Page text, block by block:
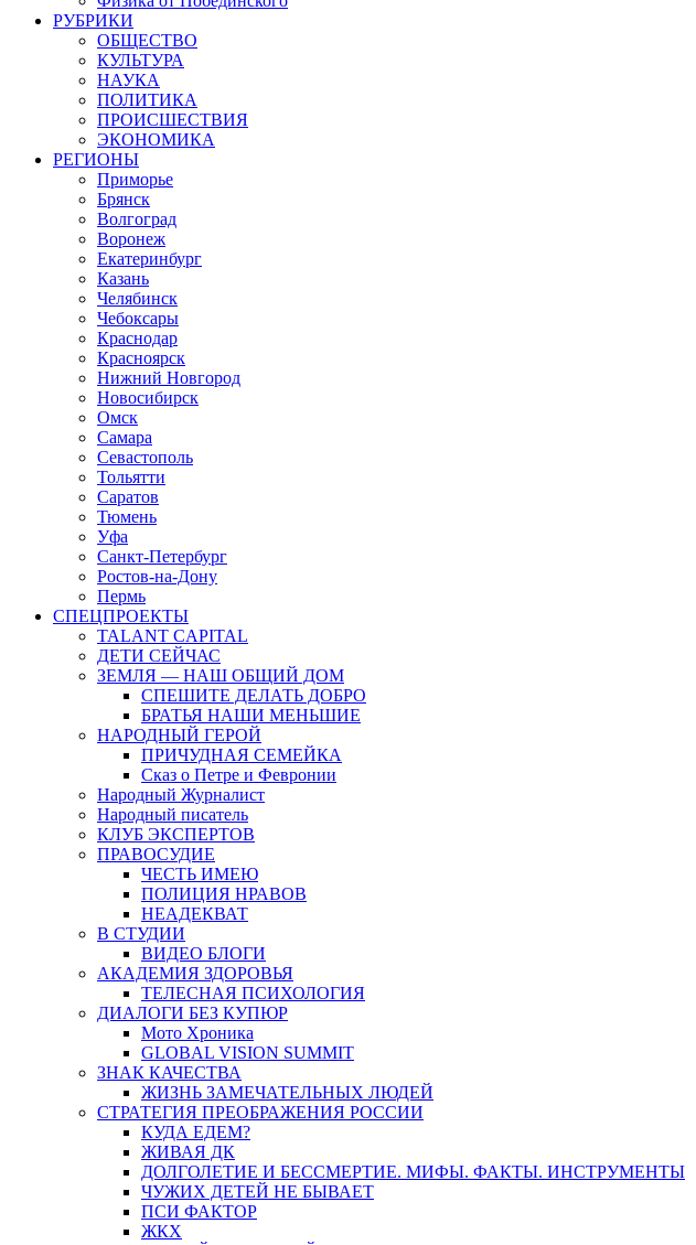
РУБРИКИ
ОБЩЕСТВО
КУЛЬТУРА
НАУКА
ПОЛИТИКА
ПРОИСШЕСТВИЯ
ЭКОНОМИКА
РЕГИОНЫ
Приморье
Брянск
Волгоград
Воронеж
Екатеринбург
Казань
Челябинск
Чебоксары
Краснодар
Красноярск
Нижний Новгород
Новосибирск
Омск
Самара
Севастополь
Тольятти
Саратов
Тюмень
Уфа
Санкт-Петербург
Ростов-на-Дону
Пермь
СПЕЦПРОЕКТЫ
TALANT CAPITAL
ДЕТИ СЕЙЧАС
ЗЕМЛЯ — НАШ ОБЩИЙ ДОМ
СПЕШИТЕ ДЕЛАТЬ ДОБРО
БРАТЬЯ НАШИ МЕНЬШИЕ
НАРОДНЫЙ ГЕРОЙ
ПРИЧУДНАЯ СЕМЕЙКА
Сказ о Петре и Февронии
Народный Журналист
Народный писатель
КЛУБ ЭКСПЕРТОВ
ПРАВОСУДИЕ
ЧЕСТЬ ИМЕЮ
ПОЛИЦИЯ НРАВОВ
НЕАДЕКВАТ
В СТУДИИ
ВИДЕО БЛОГИ
АКАДЕМИЯ ЗДОРОВЬЯ
ТЕЛЕСНАЯ ПСИХОЛОГИЯ
ДИАЛОГИ БЕЗ КУПЮР
Мото Хроника
GLOBAL VISION SUMMIT
ЗНАК КАЧЕСТВА
ЖИЗНЬ ЗАМЕЧАТЕЛЬНЫХ ЛЮДЕЙ
СТРАТЕГИЯ ПРЕОБРАЖЕНИЯ РОССИИ
КУДА ЕДЕМ?
ЖИВАЯ ДК
ДОЛГОЛЕТИЕ И БЕССМЕРТИЕ. МИФЫ. ФАКТЫ. ИНСТРУМЕНТЫ
ЧУЖИХ ДЕТЕЙ НЕ БЫВАЕТ
ПСИ ФАКТОР
ЖКХ